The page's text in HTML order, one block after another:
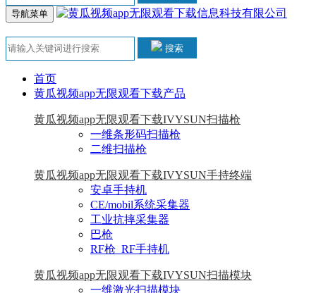
导航菜单
搜索
首页
黄瓜视频app无限观看下载产品
黄瓜视频app无限观看下载IVYSUN扫描枪
一维条形码扫描枪
二维扫描枪
黄瓜视频app无限观看下载IVYSUN手持终端
安卓手持机
CE/mobil系统采集器
工业抗摔采集器
巴枪
RF枪_RF手持机
黄瓜视频app无限观看下载IVYSUN扫描模块
一维激光扫描模块